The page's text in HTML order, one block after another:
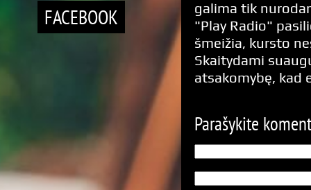
FACEBOOK
galima tik
"Play Radio"
šmeižia, kursto
Skaitydami
atsakomybę, kad
Parašykite